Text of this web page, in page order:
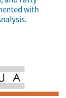
with
.